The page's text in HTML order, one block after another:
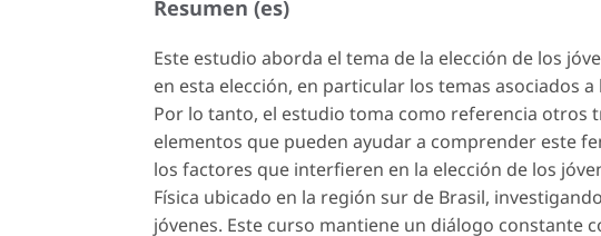
Resumen (es)
Este estudio aborda el tema de la elección de los
en esta elección, en particular los temas asociados
Por lo tanto, el estudio toma como referencia otros
elementos que pueden ayudar a comprender este
los factores que interfieren en la elección de los
Física ubicado en la región sur de Brasil,
jóvenes. Este curso mantiene un diálogo constante